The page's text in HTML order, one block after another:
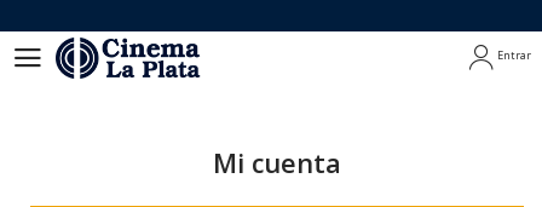
Entrar
Mi cuenta